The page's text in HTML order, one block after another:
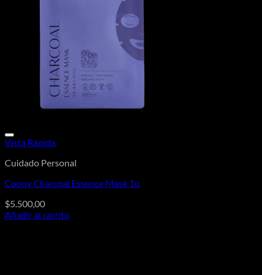
Vista Rápida
Cuidado Personal
Coony Charcoal Essence Mask 1u
$5.500,00
Añadir al carrito